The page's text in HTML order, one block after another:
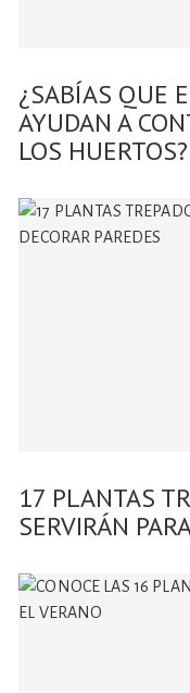
¿SABÍAS QUE
AYUDAN A
LOS HUERTOS?
17 PLANTAS
SERVIRÁN